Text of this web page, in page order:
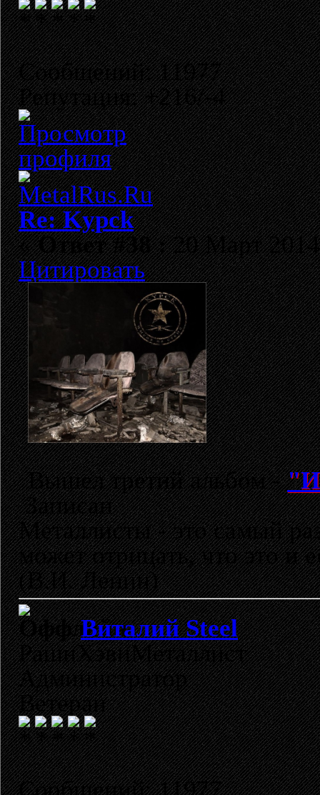
Сообщений: 11977
Репутация: +216/-4
Re: Kypck
«Ответ #38 :20 Март
Цитировать
Вышел третий альбом -
Записан
Металлисты - это самый
может отрицать, что это и
(В.И. Ленин)
Виталий Steel
РашнХэвиМеталлист
Администратор
Ветеран